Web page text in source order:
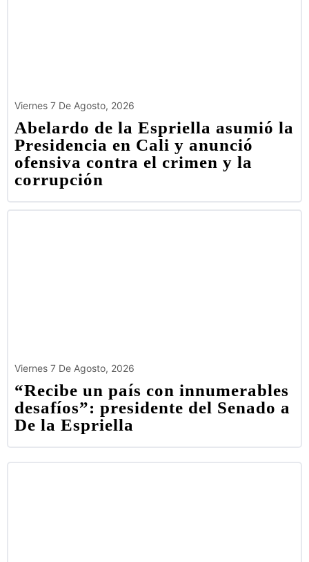
Viernes 7 De Agosto, 2026
Abelardo de la Espriella asumió la
Presidencia en Cali y anunció
ofensiva contra el crimen y la
corrupción
Viernes 7 De Agosto, 2026
“Recibe un país con innumerables
desafíos”: presidente del Senado a
De la Espriella